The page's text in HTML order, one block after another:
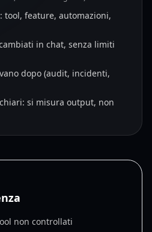
tool, feature, automazioni,
in chat, senza limiti
dopo (audit, incidenti,
si misura output, non
non controllati